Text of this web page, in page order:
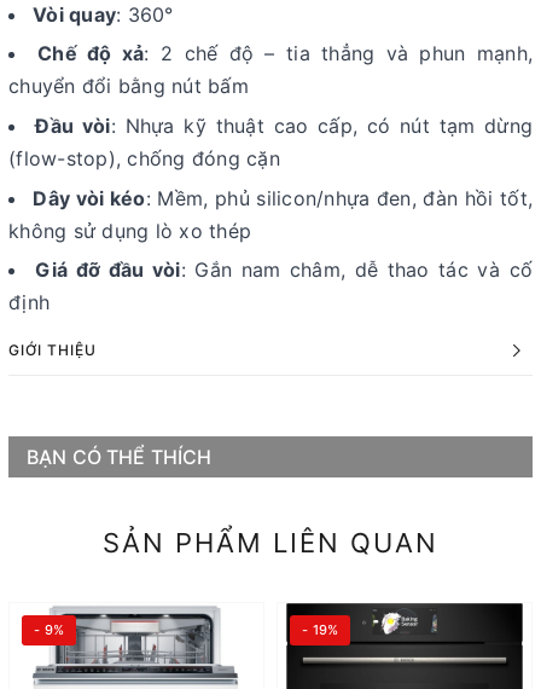
Vòi quay: 360°
Chế độ xả: 2 chế độ – tia thẳng và phun mạnh,
chuyển đổi bằng nút bấm
Đầu vòi: Nhựa kỹ thuật cao cấp, có nút tạm dừng
(flow-stop), chống đóng cặn
Dây vòi kéo: Mềm, phủ silicon/nhựa đen, đàn hồi tốt,
không sử dụng lò xo thép
Giá đỡ đầu vòi: Gắn nam châm, dễ thao tác và cố
định
GIỚI THIỆU
BẠN CÓ THỂ THÍCH
SẢN PHẨM LIÊN QUAN
- 9% - 19%